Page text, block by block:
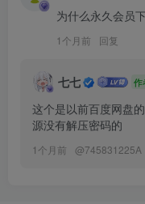
为什么永久会员
1个月前 回复
七七 作
这个是以前百度网盘
源没有解压密码的
1个月前 @745831225A